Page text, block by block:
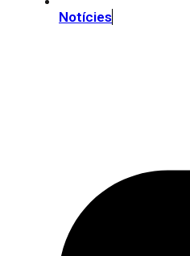
Notícies